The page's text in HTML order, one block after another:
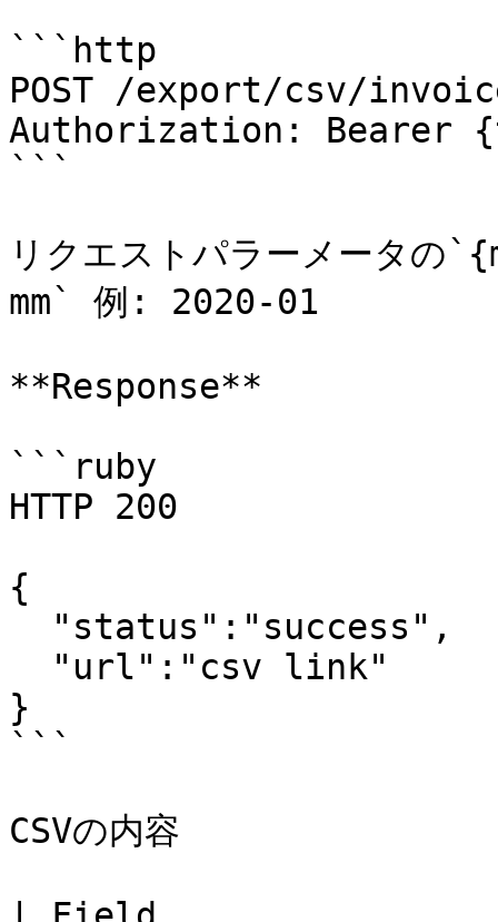
```http
POST /export/csv/
Authorization: Bearer
```
リクエストパラーメータ
mm` 例: 2020-01
**Response**
```ruby
HTTP 200
{
}
```
CSVの内容